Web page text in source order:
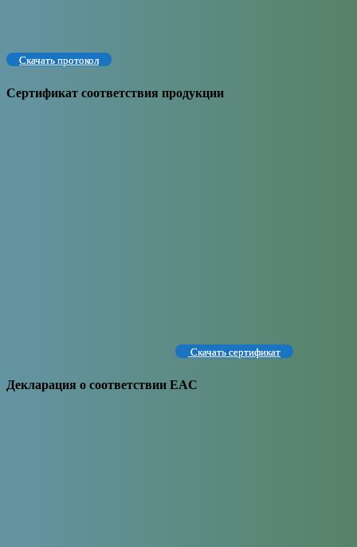
Скачать протокол
Сертификат соответствия продукции
Скачать сертификат
Декларация о соответствии EAC